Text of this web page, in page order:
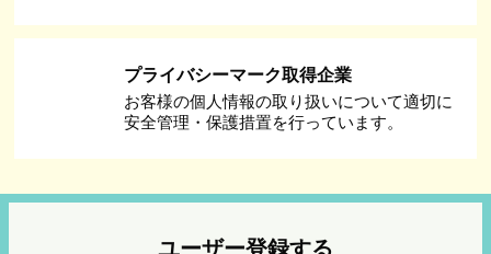
プライバシーマーク取得企業
お客様の個人情報の取り扱いについて適切に
安全管理・保護措置を行っています。
ユーザー登録する